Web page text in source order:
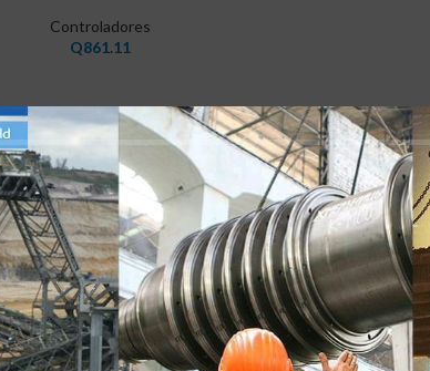
Controladores
Q861.11